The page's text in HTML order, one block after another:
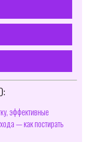
эффективные
— как постирать